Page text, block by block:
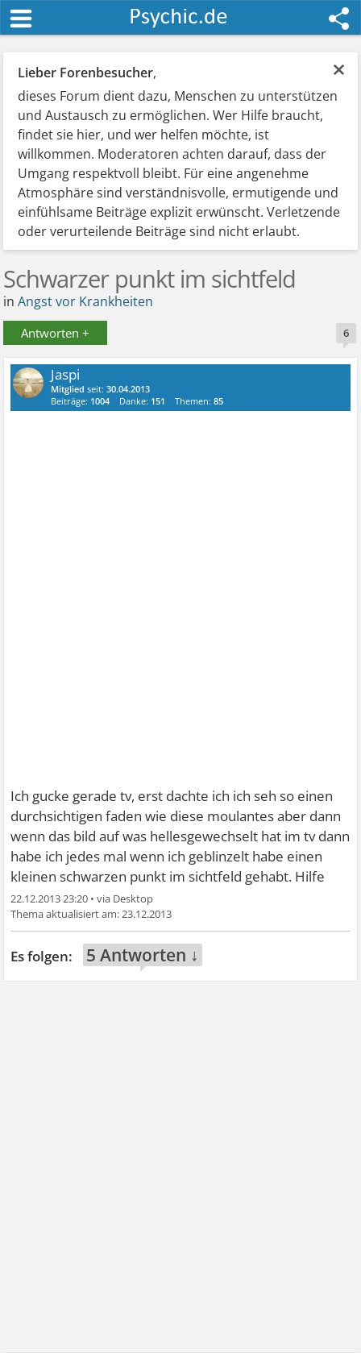
×
Lieber Forenbesucher,
dieses Forum dient dazu, Menschen zu unterstützen
und Austausch zu ermöglichen. Wer Hilfe braucht,
findet sie hier, und wer helfen möchte, ist
willkommen. Moderatoren achten darauf, dass der
Umgang respektvoll bleibt. Für eine angenehme
Atmosphäre sind verständnisvolle, ermutigende und
einfühlsame Beiträge explizit erwünscht. Verletzende
oder verurteilende Beiträge sind nicht erlaubt.
Schwarzer punkt im sichtfeld
inAngst vor Krankheiten
Antworten + 6
Jaspi
Mitglied seit:30.04.2013
Beiträge: 1004 Danke: 151 Themen:85
Ich gucke gerade tv, erst dachte ich ich seh so einen
durchsichtigen faden wie diese moulantes aber dann
wenn das bild auf was hellesgewechselt hat im tv dann
habe ich jedes mal wenn ich geblinzelt habe einen
kleinen schwarzen punkt im sichtfeld gehabt. Hilfe
22.12.2013 23:20 •
23.12.2013
5 Antworten ↓